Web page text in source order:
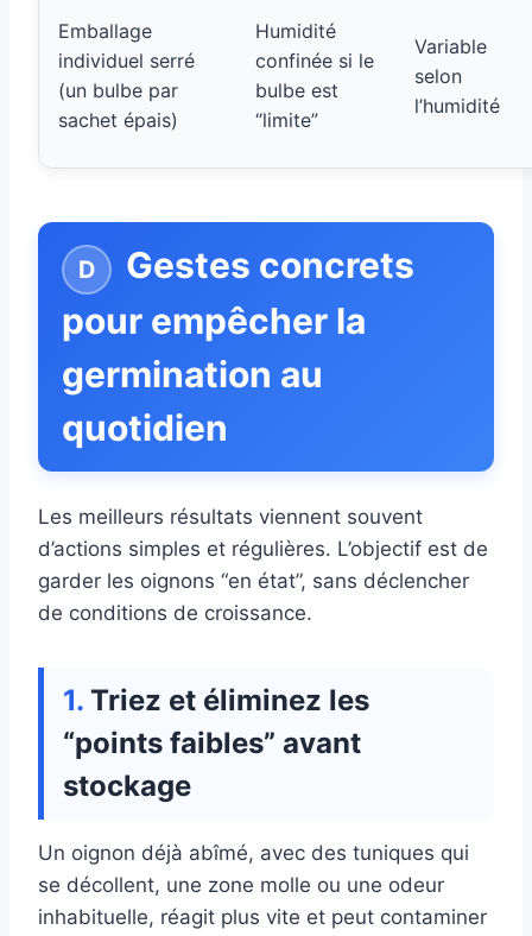
Emballage
individuel serré
(un bulbe par
sachet épais)
Humidité
confinée si le
bulbe est
“limite”
Variable
selon
l’humidité
Gestes concrets
pour empêcher la
germination au
quotidien
Les meilleurs résultats viennent souvent
d’actions simples et régulières. L’objectif est de
garder les oignons “en état”, sans déclencher
de conditions de croissance.
Triez et éliminez les
“points faibles” avant
stockage
Un oignon déjà abîmé, avec des tuniques qui
se décollent, une zone molle ou une odeur
inhabituelle, réagit plus vite et peut contaminer